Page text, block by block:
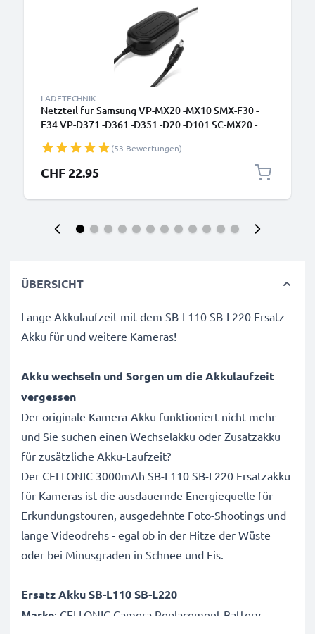
LADETECHNIK
Netzteil für Samsung VP-MX20 -MX10 SMX-F30 -
F34 VP-D371 -D361 -D351 -D20 -D101 SC-MX20 -
Stromkabel AC Adapter AA-E6A AA-E7 AA-E8 AA-
E9 DC-Kuppler – Dummy-Akku – Netzadapter von
subtel
(53 Bewertungen)
CHF 22.95
ÜBERSICHT
Lange Akkulaufzeit mit dem SB-L110 SB-L220 Ersatz-
Akku für und weitere Kameras!
Akku wechseln und Sorgen um die Akkulaufzeit
vergessen
Der originale Kamera-Akku funktioniert nicht mehr
und Sie suchen einen Wechselakku oder Zusatzakku
für zusätzliche Akku-Laufzeit?
Der CELLONIC 3000mAh SB-L110 SB-L220 Ersatzakku
für Kameras ist die ausdauernde Energiequelle für
Erkundungstouren, ausgedehnte Foto-Shootings und
lange Videodrehs - egal ob in der Hitze der Wüste
oder bei Minusgraden in Schnee und Eis.
Ersatz Akku SB-L110 SB-L220
Marke: CELLONIC Camera Replacement Battery